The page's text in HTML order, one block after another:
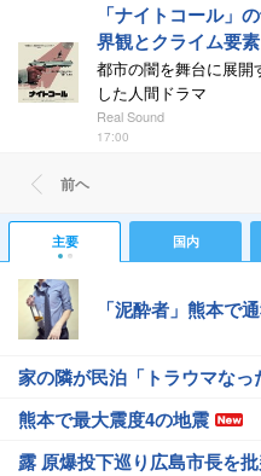
「ナイトコール」
界観とクライム要素
都市の闇を舞台に展開
した人間ドラマ
Real Sound
17:00
前ヘ
主要 国内
「泥酔者」熊本で
家の隣が民泊「トラウマなっ
熊本で最大震度4の地震
露 原爆投下巡り広島市長を